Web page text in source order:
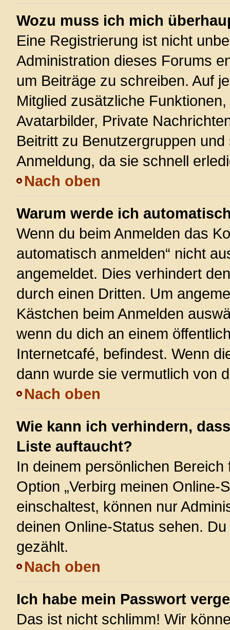
Wozu muss ich mich
Eine Registrierung ist nicht
Administration dieses Forums
um Beiträge zu schreiben. Auf
Mitglied zusätzliche
Avatarbilder, Private
Beitritt zu Benutzergruppen
Anmeldung, da sie schnell
Nach oben
Warum werde ich
Wenn du beim Anmelden das
automatisch anmelden“ nicht
angemeldet. Dies verhindert
durch einen Dritten. Um
Kästchen beim Anmelden
wenn du dich an einem
Internetcafé, befindest. Wenn
dann wurde sie vermutlich von
Nach oben
Wie kann ich verhindern,
Liste auftaucht?
In deinem persönlichen
Option „Verbirg meinen Online-
einschaltest, können nur
deinen Online-Status sehen.
gezählt.
Nach oben
Ich habe mein Passwort
Das ist nicht schlimm! Wir